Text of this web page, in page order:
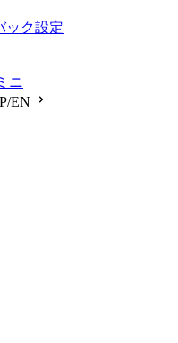
ック設定
ニ
EN